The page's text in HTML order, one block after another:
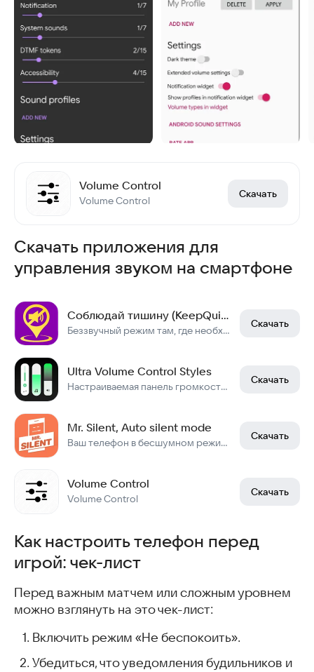
Volume Control
Volume Control
Скачать
Скачать приложения для
управления звуком на смартфоне
Соблюдай тишину (KeepQuiet)
Беззвучный режим там, где необходимо
Скачать
Ultra Volume Control Styles
Настраиваемая панель громкости с темами
Скачать
Mr. Silent, Auto silent mode
Ваш телефон в бесшумном режиме.
Скачать
Volume Control
Volume Control
Скачать
Как настроить телефон перед
игрой: чек-лист
Перед важным матчем или сложным уровнем
можно взглянуть на это чек-лист:
Включить режим «Не беспокоить».
Убедиться, что уведомления будильников и